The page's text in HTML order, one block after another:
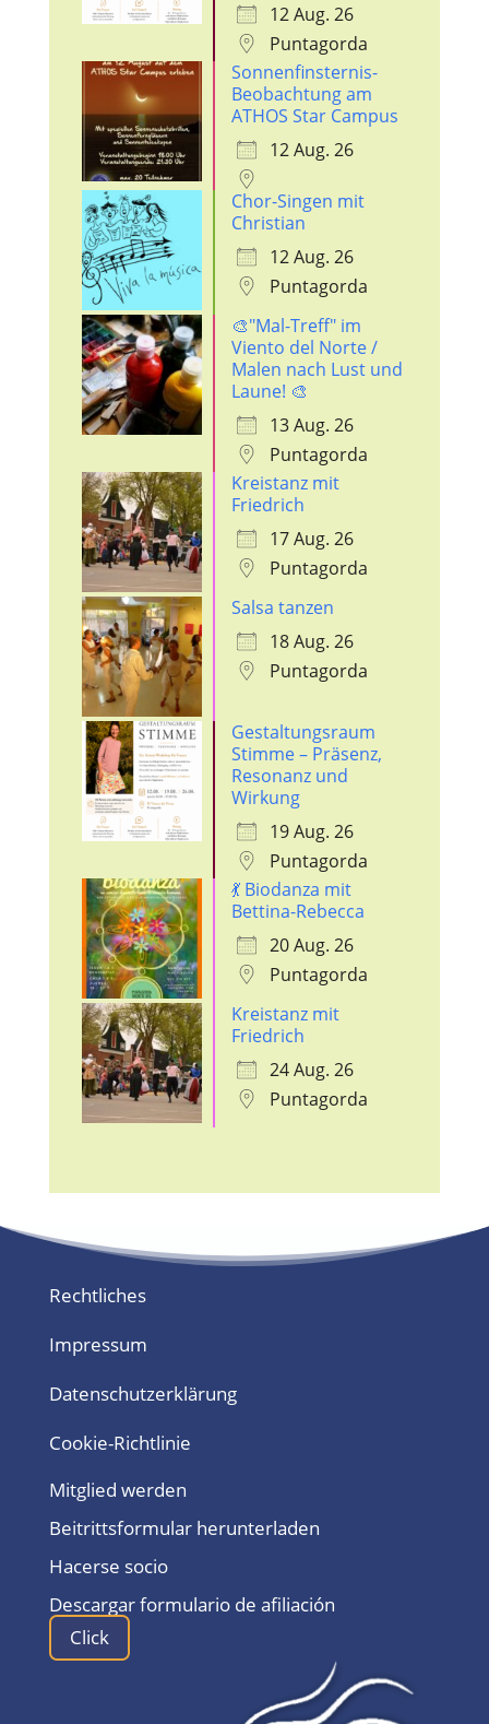
12 Aug. 26
Puntagorda
Sonnenfinsternis-
Beobachtung am
ATHOS Star Campus
12 Aug. 26
Chor-Singen mit
Christian
12 Aug. 26
Puntagorda
🎨"Mal-Treff" im
Viento del Norte /
Malen nach Lust und
Laune! 🎨
13 Aug. 26
Puntagorda
Kreistanz mit
Friedrich
17 Aug. 26
Puntagorda
Salsa tanzen
18 Aug. 26
Puntagorda
Gestaltungsraum
Stimme – Präsenz,
Resonanz und
Wirkung
19 Aug. 26
Puntagorda
💃 Biodanza mit
Bettina-Rebecca
20 Aug. 26
Puntagorda
Kreistanz mit
Friedrich
24 Aug. 26
Puntagorda
Rechtliches
Impressum
Datenschutzerklärung
Cookie-Richtlinie
Mitglied werden
Beitrittsformular herunterladen
Hacerse socio
Descargar formulario de afiliación
Click